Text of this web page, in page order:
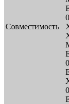
Совместимость